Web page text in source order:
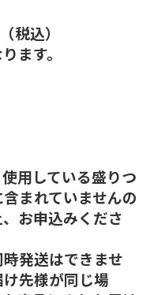
税込）
ます。
用している盛りつ
まれていませんの
お申込みくださ
発送はできませ
先様が同じ場